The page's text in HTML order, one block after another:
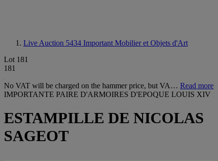
Live Auction 5434 Important Mobilier et Objets d'Art
Lot 181
181
No VAT will be charged on the hammer price, but VA… Read more
IMPORTANTE PAIRE D'ARMOIRES D'EPOQUE LOUIS XIV
ESTAMPILLE DE NICOLAS
SAGEOT